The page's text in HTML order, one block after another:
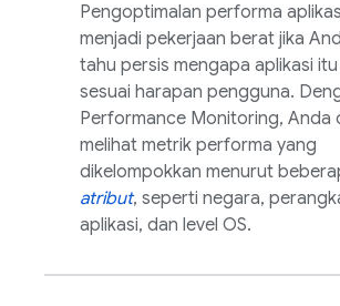
Pengoptimalan performa
menjadi pekerjaan berat jika
tahu persis mengapa aplikasi
sesuai harapan pengguna.
Performance Monitoring, Anda
melihat metrik performa yang
dikelompokkan menurut
atribut, seperti negara,
aplikasi, dan level OS.